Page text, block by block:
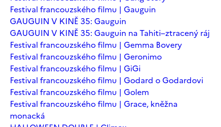
Festival francouzského filmu | Gauguin
GAUGUIN V KINĚ 35: Gauguin
GAUGUIN V KINĚ 35: Gauguin na Tahiti–ztracený ráj
Festival francouzského filmu | Gemma Bovery
Festival francouzského filmu | Geronimo
Festival francouzského filmu | GiGi
Festival francouzského filmu | Godard o Godardovi
Festival francouzského filmu | Golem
Festival francouzského filmu | Grace, kněžna
monacká